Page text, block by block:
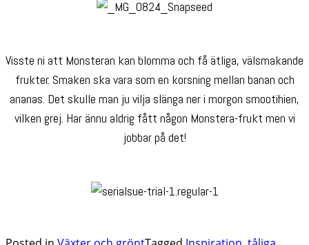
Visste ni att Monsteran kan blomma och få ätliga, välsmakande
frukter. Smaken ska vara som en korsning mellan banan och
ananas. Det skulle man ju vilja slänga ner i morgon smootihien,
vilken grej. Har ännu aldrig fått någon Monstera-frukt men vi
jobbar på det!